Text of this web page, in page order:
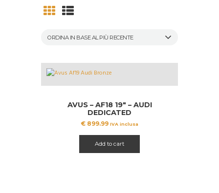
AVUS – AF18 19″ – AUDI
DEDICATED
€ 899.99 IVA inclusa
Add to cart